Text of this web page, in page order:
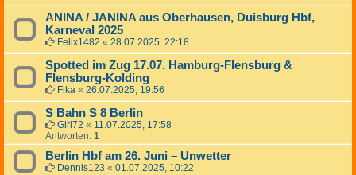
ANINA / JANINA aus Oberhausen, Duisburg Hbf,
Karneval 2025
Felix1482 « 28.07.2025, 22:18
Spotted im Zug 17.07. Hamburg-Flensburg &
Flensburg-Kolding
Fika « 26.07.2025, 19:56
S Bahn S 8 Berlin
Girl72 « 11.07.2025, 17:58
Antworten: 1
Berlin Hbf am 26. Juni – Unwetter
Dennis123 « 01.07.2025, 10:22